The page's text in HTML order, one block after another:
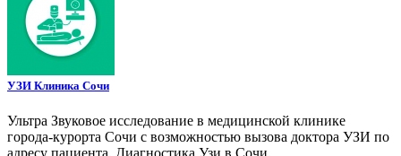
УЗИ Клиника Сочи
Ультра Звуковое исследование в медицинской клинике
города-курорта Сочи с возможностью вызова доктора УЗИ по